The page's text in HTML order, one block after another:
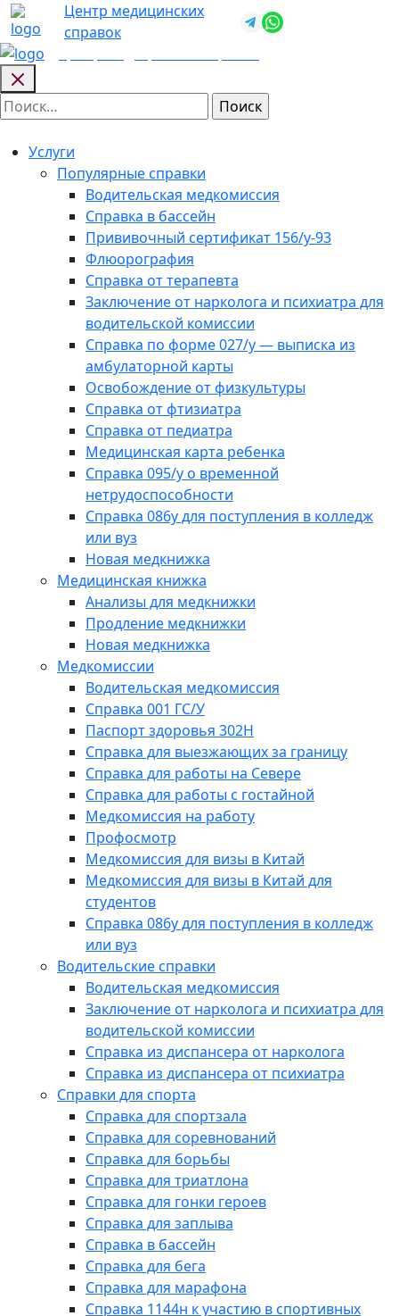
Skip
to
content
Центр медицинских
справок
Найти:
Услуги
Популярные справки
Водительская медкомиссия
Справка в бассейн
Прививочный сертификат 156/у-93
Флюорография
Справка от терапевта
Заключение от нарколога и психиатра для
водительской комиссии
Справка по форме 027/у — выписка из
амбулаторной карты
Освобождение от физкультуры
Справка от фтизиатра
Справка от педиатра
Медицинская карта ребенка
Справка 095/у о временной
нетрудоспособности
Справка 086у для поступления в колледж
или вуз
Новая медкнижка
Медицинская книжка
Анализы для медкнижки
Продление медкнижки
Новая медкнижка
Медкомиссии
Водительская медкомиссия
Справка 001 ГС/У
Паспорт здоровья 302Н
Справка для выезжающих за границу
Справка для работы на Севере
Справка для работы с гостайной
Медкомиссия на работу
Профосмотр
Медкомиссия для визы в Китай
Медкомиссия для визы в Китай для
студентов
Справка 086у для поступления в колледж
или вуз
Водительские справки
Водительская медкомиссия
Заключение от нарколога и психиатра для
водительской комиссии
Справка из диспансера от нарколога
Справка из диспансера от психиатра
Справки для спорта
Справка для спортзала
Справка для соревнований
Справка для борьбы
Справка для триатлона
Справка для гонки героев
Справка для заплыва
Справка в бассейн
Справка для бега
Справка для марафона
Справка 1144н к участию в спортивных